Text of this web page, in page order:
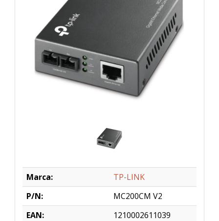
Marca:
TP-LINK
P/N:
MC200CM V2
EAN:
1210002611039